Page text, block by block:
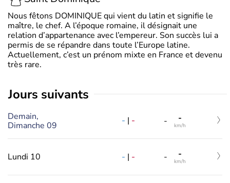
Nous fêtons DOMINIQUE qui vient du latin et signifie le
maître, le chef. A l’époque romaine, il désignait une
relation d’appartenance avec l’empereur. Son succès lui a
permis de se répandre dans toute l’Europe latine.
Actuellement, c’est un prénom mixte en France et devenu
très rare.
jours suivants
Demain,
Dimanche 09
- | - - -
km/h
Lundi 10 - | - - -
km/h